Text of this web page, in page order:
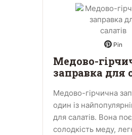
Pin
Медово-
заправка для
Медово-гірчична
один із
для салатів. Вона
солодкість меду,